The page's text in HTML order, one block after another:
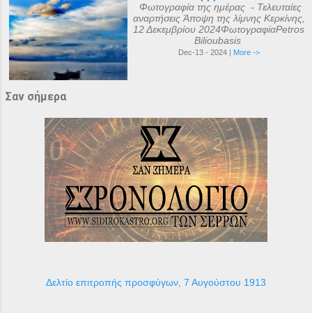
Φωτογραφία της ημέρας - Τελευταίες
αναρτήσεις Άποψη της λίμνης Κερκίνης,
12 Δεκεμβρίου 2024ΦωτογραφίαPetros
Bilioubasis
Dec-13 - 2024 | More ->
Σαν σήμερα
Δελτίο επιτροπής προσφύγων, 7 Αυγούστου 1913